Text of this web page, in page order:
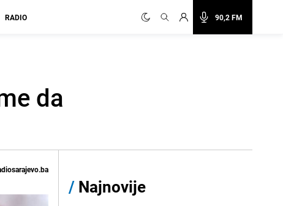
90,2 FM
RADIO
da
/ Najnovije